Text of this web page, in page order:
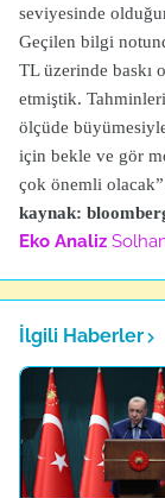
seviyesinde
Geçilen bilgi
TL üzerinde baskı
etmiştik.
ölçüde
için bekle ve gör
çok önemli
kaynak:
Eko Analiz
İlgili Haberler